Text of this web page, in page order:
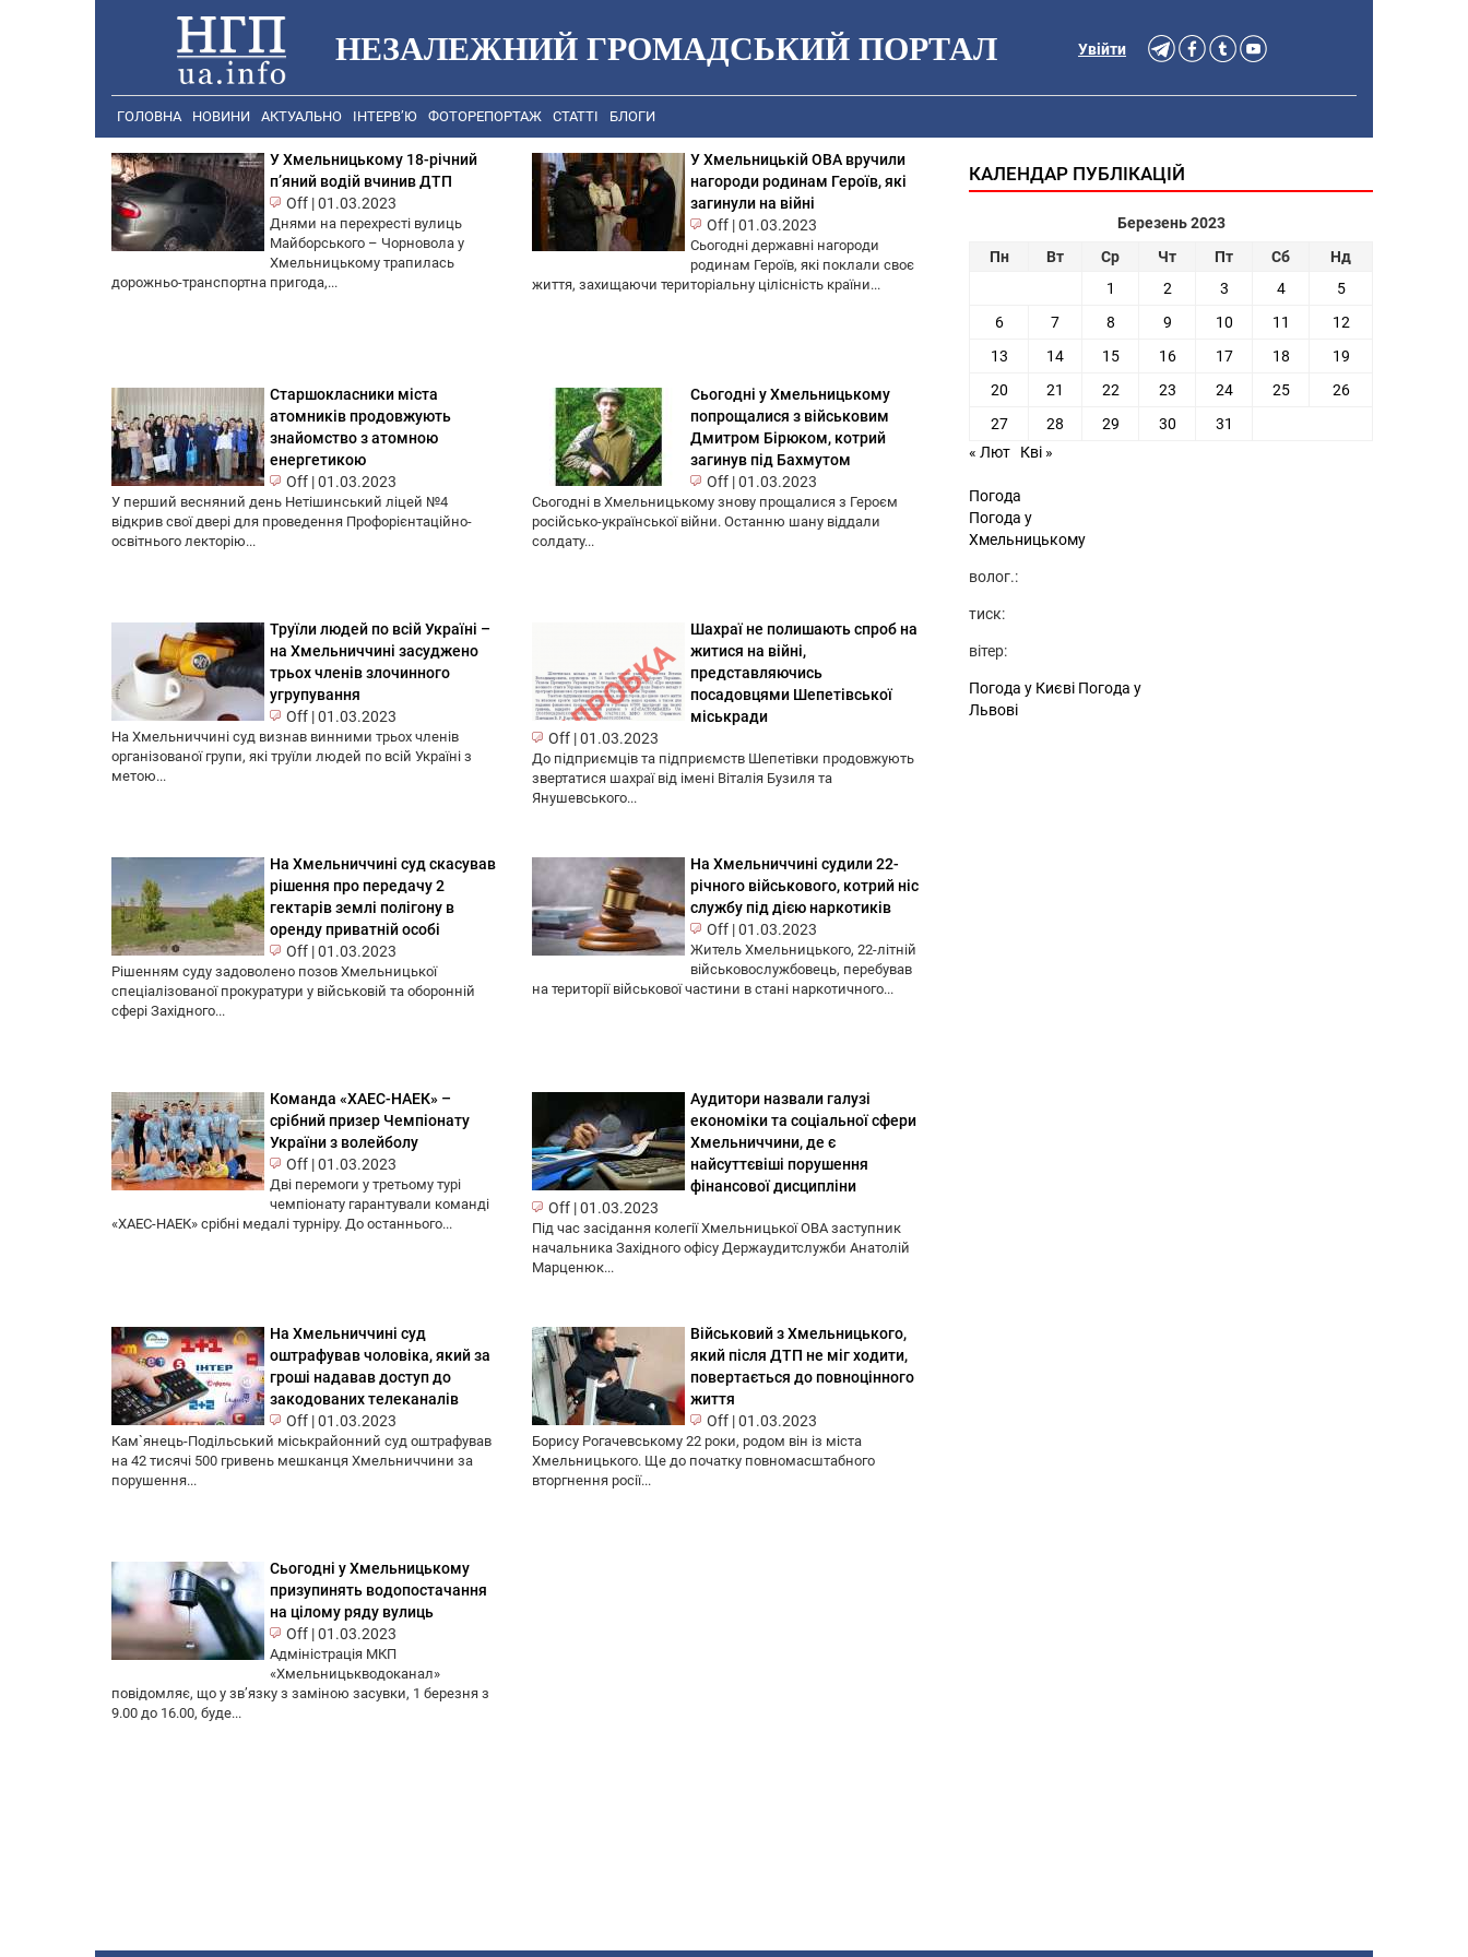
НЕЗАЛЕЖНИЙ ГРОМАДСЬКИЙ ПОРТАЛ Увійти
ГОЛОВНА НОВИНИ АКТУАЛЬНО ІНТЕРВ’Ю ФОТОРЕПОРТАЖ СТАТТІ БЛОГИ
У Хмельницькому 18-річний
п’яний водій вчинив ДТП
Off |01.03.2023
Днями на перехресті вулиць
Майборського – Чорновола у
Хмельницькому трапилась
дорожньо-транспортна пригода,...
У Хмельницькій ОВА вручили
нагороди родинам Героїв, які
загинули на війні
Off |01.03.2023
Сьогодні державні нагороди
родинам Героїв, які поклали своє
життя, захищаючи територіальну цілісність країни...
Старшокласники міста
атомників продовжують
знайомство з атомною
енергетикою
Off |01.03.2023
У перший весняний день Нетішинський ліцей №4
відкрив свої двері для проведення Профорієнтаційно-
освітнього лекторію...
Сьогодні у Хмельницькому
попрощалися з військовим
Дмитром Бірюком, котрий
загинув під Бахмутом
Off |01.03.2023
Сьогодні в Хмельницькому знову прощалися з Героєм
російсько-української війни. Останню шану віддали
солдату...
Труїли людей по всій Україні –
на Хмельниччині засуджено
трьох членів злочинного
угрупування
Off |01.03.2023
На Хмельниччині суд визнав винними трьох членів
організованої групи, які труїли людей по всій Україні з
метою...
Шахраї не полишають спроб на
житися на війні,
представляючись
посадовцями Шепетівської
міськради
Off |01.03.2023
До підприємців та підприємств Шепетівки продовжують
звертатися шахраї від імені Віталія Бузиля та
Янушевського...
На Хмельниччині суд скасував
рішення про передачу 2
гектарів землі полігону в
оренду приватній особі
Off |01.03.2023
Рішенням суду задоволено позов Хмельницької
спеціалізованої прокуратури у військовій та оборонній
сфері Західного...
На Хмельниччині судили 22-
річного військового, котрий ніс
службу під дією наркотиків
Off |01.03.2023
Житель Хмельницького, 22-літній
військовослужбовець, перебував
на території військової частини в стані наркотичного...
Команда «ХАЕС-НАЕК» –
срібний призер Чемпіонату
України з волейболу
Off |01.03.2023
Дві перемоги у третьому турі
чемпіонату гарантували команді
«ХАЕС-НАЕК» срібні медалі турніру. До останнього...
Аудитори назвали галузі
економіки та соціальної сфери
Хмельниччини, де є
найсуттєвіші порушення
фінансової дисципліни
Off |01.03.2023
Під час засідання колегії Хмельницької ОВА заступник
начальника Західного офісу Держаудитслужби Анатолій
Марценюк...
На Хмельниччині суд
оштрафував чоловіка, який за
гроші надавав доступ до
закодованих телеканалів
Off |01.03.2023
Кам`янець-Подільський міськрайонний суд оштрафував
на 42 тисячі 500 гривень мешканця Хмельниччини за
порушення...
Військовий з Хмельницького,
який після ДТП не міг ходити,
повертається до повноцінного
життя
Off |01.03.2023
Борису Рогачевському 22 роки, родом він із міста
Хмельницького. Ще до початку повномасштабного
вторгнення росії...
Сьогодні у Хмельницькому
призупинять водопостачання
на цілому ряду вулиць
Off |01.03.2023
Адміністрація МКП
«Хмельницькводоканал»
повідомляє, що у зв’язку з заміною засувки, 1 березня з
9.00 до 16.00, буде...
КАЛЕНДАР ПУБЛІКАЦІЙ
Березень 2023
Пн
Вт Ср Чт Пт Сб
Нд
1
2 3 4
5
6
7 8 9 10 11
12
13
14 15 16 17 18
19
20
21 22 23 24 25
26
27
28 29 30
31
« Лют
Кві »
Погода
Погода у
Хмельницькому
волог.:
тиск:
вітер:
Погода у Києві Погода у
Львові